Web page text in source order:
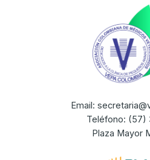
Email:
Teléfono: (57)
Plaza Mayor